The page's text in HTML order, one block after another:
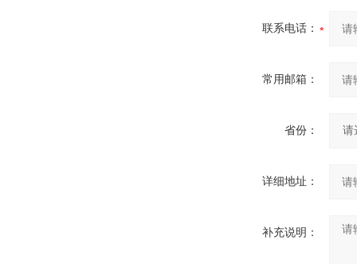
联系电话：
常用邮箱：
省份：
详细地址：
补充说明：